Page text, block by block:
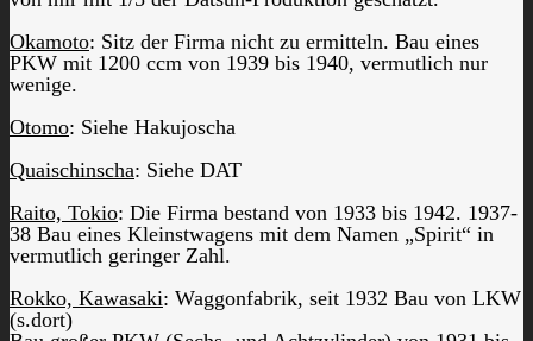
Okamoto: Sitz der Firma nicht zu ermitteln. Bau eines
PKW mit 1200 ccm von 1939 bis 1940, vermutlich nur
wenige.
Otomo: Siehe Hakujoscha
Quaischinscha: Siehe DAT
Raito, Tokio: Die Firma bestand von 1933 bis 1942. 1937-
38 Bau eines Kleinstwagens mit dem Namen „Spirit“ in
vermutlich geringer Zahl.
Rokko, Kawasaki: Waggonfabrik, seit 1932 Bau von LKW
(s.dort)